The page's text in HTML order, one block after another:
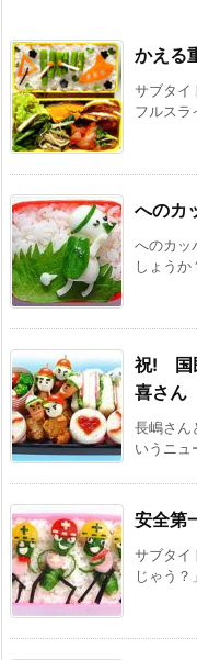
かえる
サブタイ
フルスラ
へのカ
へのカ
しょう
祝! 国
喜さん
長嶋さん
いうニュ
安全第
サブタ
じゃう